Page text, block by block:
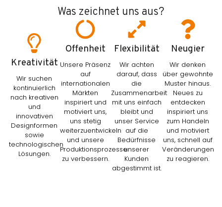
Was zeichnet uns aus?
Kreativität
Wir suchen
kontinuierlich
nach kreativen
und
innovativen
Designformen
sowie
technologischen
Lösungen.
Offenheit
Unsere Präsenz
auf
internationalen
Märkten
inspiriert und
motiviert uns,
uns stetig
weiterzuentwickeln
und unsere
Produktionsprozesse
zu verbessern.
Flexibilität
Wir achten
darauf, dass
die
Zusammenarbeit
mit uns einfach
bleibt und
unser Service
auf die
Bedürfnisse
unserer
Kunden
abgestimmt ist.
Neugier
Wir denken
über gewohnte
Muster hinaus.
Neues zu
entdecken
inspiriert uns
zum Handeln
und motiviert
uns, schnell auf
Veränderungen
zu reagieren.